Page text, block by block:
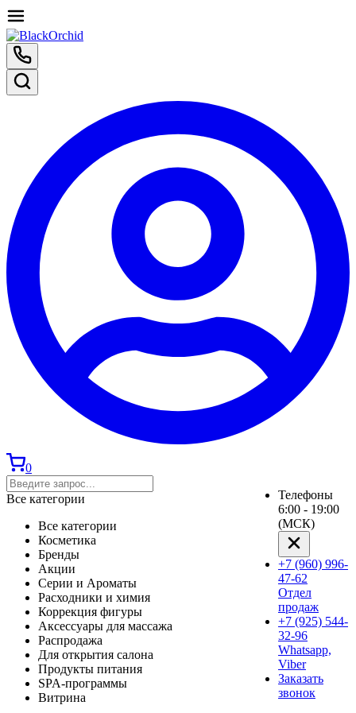
0
Все категории
Все категории
Косметика
Бренды
Акции
Серии и Ароматы
Расходники и химия
Коррекция фигуры
Аксессуары для массажа
Распродажа
Для открытия салона
Продукты питания
SPA-программы
Витрина
Телефоны
6:00 - 19:00
(МСК)
+7 (960) 996-
47-62
Отдел
продаж
+7 (925) 544-
32-96
Whatsapp,
Viber
Заказать
звонок